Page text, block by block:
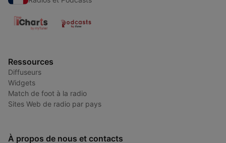
Ressources
Diffuseurs
Widgets
Match de foot à la radio
Sites Web de radio par pays
À propos de nous et contacts